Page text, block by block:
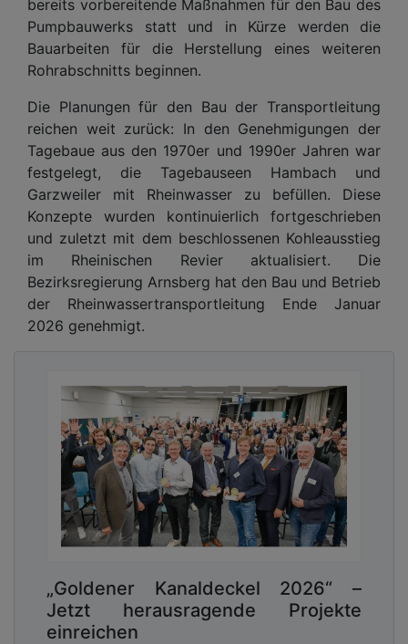
bereits vorbereitende Maßnahmen für den Bau des
Pumpbauwerks statt und in Kürze werden die
Bauarbeiten für die Herstellung eines weiteren
Rohrabschnitts beginnen.
Die Planungen für den Bau der Transportleitung
reichen weit zurück: In den Genehmigungen der
Tagebaue aus den 1970er und 1990er Jahren war
festgelegt, die Tagebauseen Hambach und
Garzweiler mit Rheinwasser zu befüllen. Diese
Konzepte wurden kontinuierlich fortgeschrieben
und zuletzt mit dem beschlossenen Kohleausstieg
im Rheinischen Revier aktualisiert. Die
Bezirksregierung Arnsberg hat den Bau und Betrieb
der Rheinwassertransportleitung Ende Januar
2026 genehmigt.
„Goldener Kanaldeckel 2026“ –
Jetzt herausragende Projekte
einreichen